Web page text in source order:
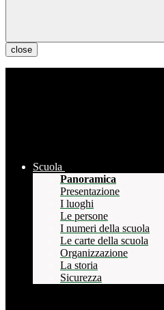
close
Scuola
Panoramica
Presentazione
I luoghi
Le persone
I numeri della scuola
Le carte della scuola
Organizzazione
La storia
Sicurezza